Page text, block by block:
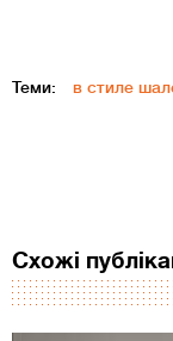
Теми: в стиле
Схожі